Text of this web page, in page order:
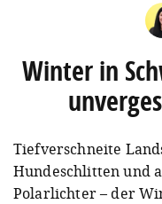
Winter in
Tiefverschneite
Hundeschlitten und
Polarlichter – der